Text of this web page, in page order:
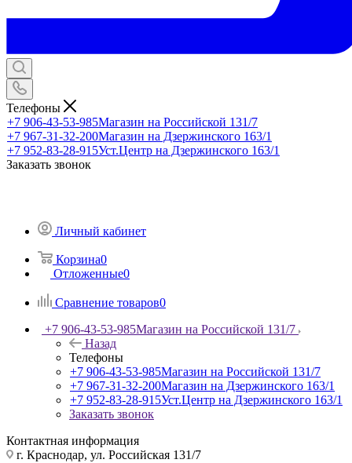
Телефоны
+7 906-43-53-985Магазин на Российской 131/7
+7 967-31-32-200Магазин на Дзержинского 163/1
+7 952-83-28-915Уст.Центр на Дзержинского 163/1
Заказать звонок
Личный кабинет
Корзина0
Отложенные0
Сравнение товаров0
+7 906-43-53-985Магазин на Российской 131/7
Назад
Телефоны
+7 906-43-53-985Магазин на Российской 131/7
+7 967-31-32-200Магазин на Дзержинского 163/1
+7 952-83-28-915Уст.Центр на Дзержинского 163/1
Заказать звонок
Контактная информация
г. Краснодар, ул. Российская 131/7